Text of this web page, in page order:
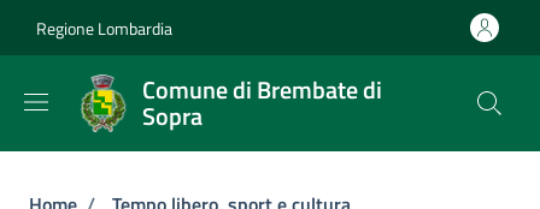
Regione Lombardia
Comune di Brembate di
Sopra